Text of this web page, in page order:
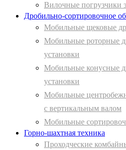
Вилочные погрузчики
Дробильно-сортировочное
Мобильные щековые
Мобильные роторные
установки
Мобильные конусные
установки
Мобильные
с вертикальным валом
Мобильные
Горно-шахтная техника
Проходческие